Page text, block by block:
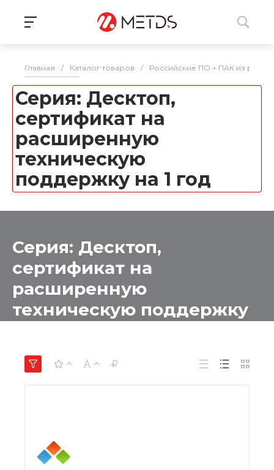
Главная / Каталог товаров / Российские ПО + ПАК из
Серия: Десктоп,
сертификат на
расширенную
техническую
поддержку на 1 год
Серия: Десктоп,
сертификат на
расширенную
техническую поддержку